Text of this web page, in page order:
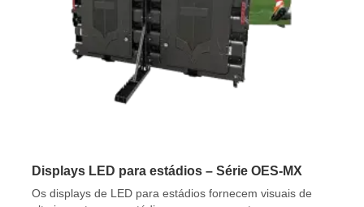
Displays LED para estádios – Série OES-MX
Os displays de LED para estádios fornecem visuais de